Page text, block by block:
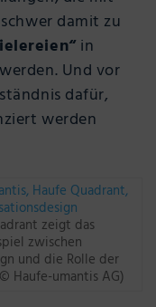
damit zu
in
Und vor
dafür,
werden
zeigt das
zwischen
und die Rolle der
Haufe-umantis AG)